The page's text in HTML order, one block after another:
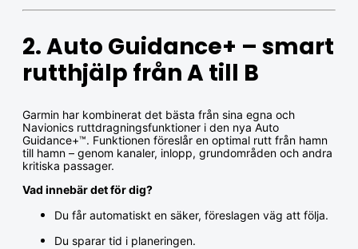
2. Auto Guidance+ – smart
rutthjälp från A till B
Garmin har kombinerat det bästa från sina egna och
Navionics ruttdragningsfunktioner i den nya Auto
Guidance+™. Funktionen föreslår en optimal rutt från hamn
till hamn – genom kanaler, inlopp, grundområden och andra
kritiska passager.
Vad innebär det för dig?
Du får automatiskt en säker, föreslagen väg att följa.
Du sparar tid i planeringen.